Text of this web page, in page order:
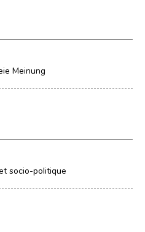
Meinung
socio-politique